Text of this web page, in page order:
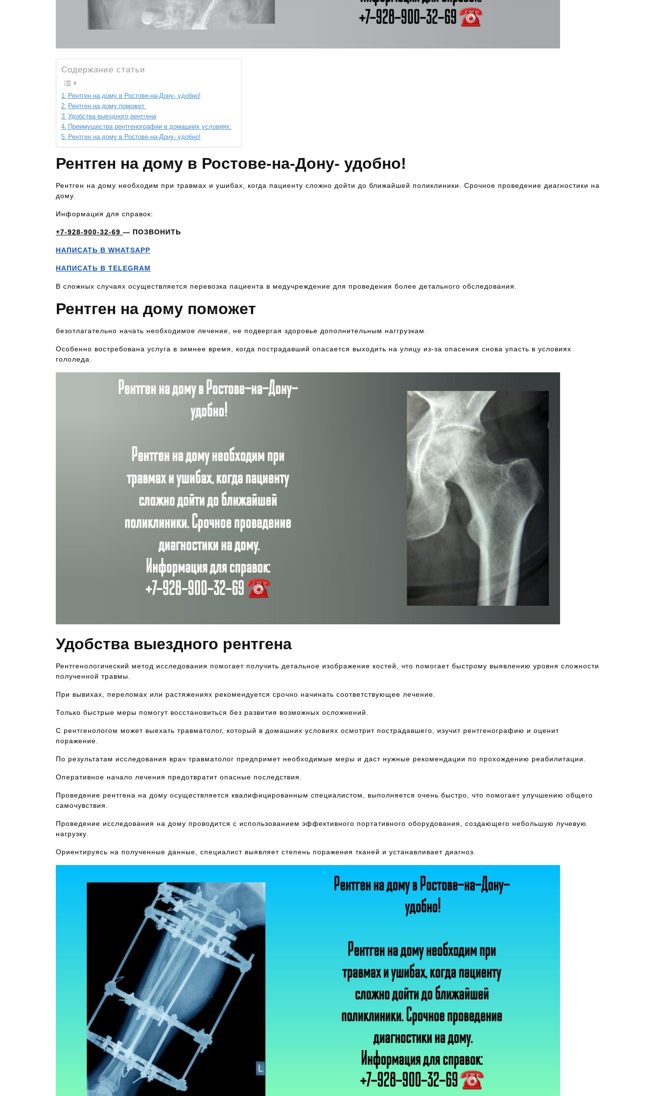
Содержание статьи
Рентген на дому в Ростове-на-Дону- удобно!
Рентген на дому поможет
Удобства выездного рентгена
Преимущества рентгенографии в домашних условиях:
Рентген на дому в Ростове-на-Дону- удобно!
Рентген на дому в Ростове-на-Дону- удобно!
Рентген на дому необходим при травмах и ушибах, когда пациенту сложно дойти до ближайшей поликлиники. Срочное проведение диагностики на
дому.
Информация для справок:
+7-928-900-32-69 — ПОЗВОНИТЬ
НАПИСАТЬ В WHATSAPP
НАПИСАТЬ В TELEGRAM
В сложных случаях осуществляется перевозка пациента в медучреждение для проведения более детального обследования.
Рентген на дому поможет
безотлагательно начать необходимое лечение, не подвергая здоровье дополнительным наггрузкам.
Особенно востребована услуга в зимнее время, когда пострадавший опасается выходить на улицу из-за опасения снова упасть в условиях
гололеда.
Удобства выездного рентгена
Рентгенологический метод исследования помогает получить детальное изображение костей, что помогает быстрому выявлению уровня сложности
полученной травмы.
При вывихах, переломах или растяжениях рекомендуется срочно начинать соответствующее лечение.
Только быстрые меры помогут восстановиться без развития возможных осложнений.
С рентгенологом может выехать травматолог, который в домашних условиях осмотрит пострадавшего, изучит рентгенографию и оценит
поражение.
По результатам исследования врач травматолог предпримет необходимые меры и даст нужные рекомендации по прохождению реабилитации.
Оперативное начало лечения предотвратит опасные последствия.
Проведение рентгена на дому осуществляется квалифицированным специалистом, выполняется очень быстро, что помогает улучшению общего
самочувствия.
Проведение исследования на дому проводится с использованием эффективного портативного оборудования, создающего небольшую лучевую
нагрузку.
Ориентируясь на полученные данные, специалист выявляет степень поражения тканей и устанавливает диагноз.